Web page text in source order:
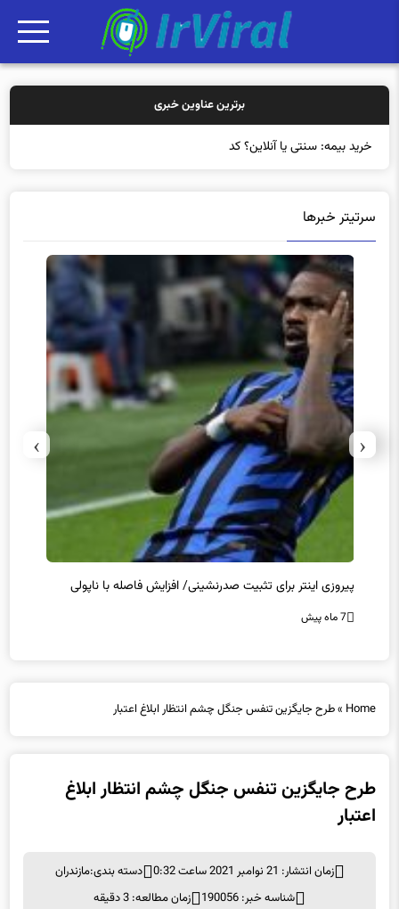
برترین عناوین خبری
خرید بیمه: سنتی یا آنلاین؟ کدامیک تجربه
سرتیتر خبرها
پیروزی اینتر برای تثبیت صدرنشینی/ افزایش فاصله با ناپولی
7 ماه پیش
‹
›
Home
»طرح جایگزین تنفس جنگل چشم انتظار ابلاغ اعتبار
طرح جایگزین تنفس جنگل چشم انتظار ابلاغ
اعتبار
زمان انتشار: 21 نوامبر 2021 ساعت 0:32 دسته بندی:مازندران
شناسه خبر: 190056
زمان مطالعه: 3 دقیقه